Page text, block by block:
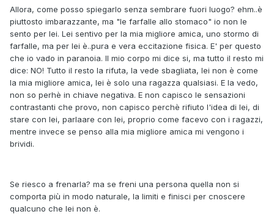
Allora, come posso spiegarlo senza sembrare fuori luogo? ehm..è
piuttosto imbarazzante, ma "le farfalle allo stomaco" io non le
sento per lei. Lei sentivo per la mia migliore amica, uno stormo di
farfalle, ma per lei è..pura e vera eccitazione fisica. E' per questo
che io vado in paranoia. Il mio corpo mi dice si, ma tutto il resto mi
dice: NO! Tutto il resto la rifuta, la vede sbagliata, lei non è come
la mia migliore amica, lei è solo una ragazza qualsiasi. E la vedo,
non so perhè in chiave negativa. E non capisco le sensazioni
contrastanti che provo, non capisco perchè rifiuto l'idea di lei, di
stare con lei, parlaare con lei, proprio come facevo con i ragazzi,
mentre invece se penso alla mia migliore amica mi vengono i
brividi.
Se riesco a frenarla? ma se freni una persona quella non si
comporta più in modo naturale, la limiti e finisci per cnoscere
qualcuno che lei non è.